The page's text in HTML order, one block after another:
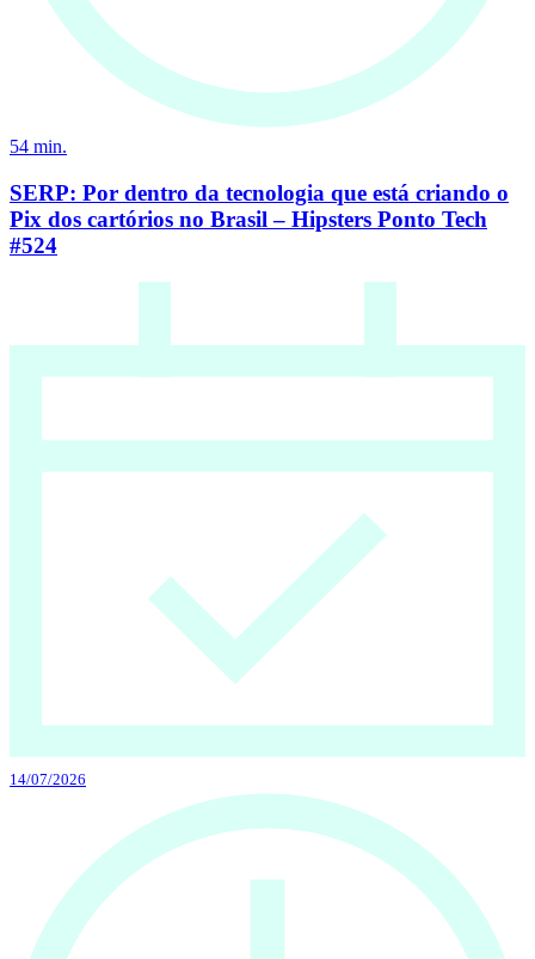
54 min.
SERP: Por dentro da tecnologia que está criando o
Pix dos cartórios no Brasil – Hipsters Ponto Tech
#524
14/07/2026